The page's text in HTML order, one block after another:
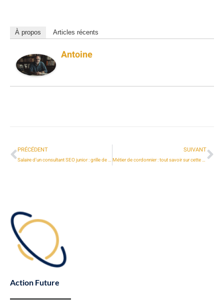
À propos Articles récents
Antoine
PRÉCÉDENT
Salaire d’un consultant SEO junior : grille de rémunération et facteurs d’évolution
SUIVANT
Métier de cordonnier : tout savoir sur cette profession artisanale
Action Future